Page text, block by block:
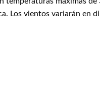
Los vientos variarán en